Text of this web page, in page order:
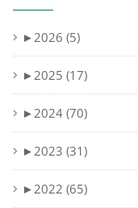
► 2026 (5)
► 2025 (17)
► 2024 (70)
► 2023 (31)
► 2022 (65)